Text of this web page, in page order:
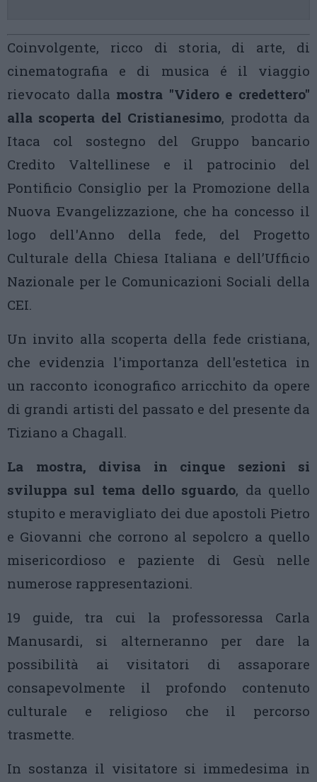
Coinvolgente, ricco di storia, di arte, di
cinematografia e di musica é il viaggio
rievocato dalla mostra "Videro e credettero"
alla scoperta del Cristianesimo, prodotta da
Itaca col sostegno del Gruppo bancario
Credito Valtellinese e il patrocinio del
Pontificio Consiglio per la Promozione della
Nuova Evangelizzazione, che ha concesso il
logo dell'Anno della fede, del Progetto
Culturale della Chiesa Italiana e dell’Ufficio
Nazionale per le Comunicazioni Sociali della
CEI.
Un invito alla scoperta della fede cristiana,
che evidenzia l'importanza dell'estetica in
un racconto iconografico arricchito da opere
di grandi artisti del passato e del presente da
Tiziano a Chagall.
La mostra, divisa in cinque sezioni si
sviluppa sul tema dello sguardo, da quello
stupito e meravigliato dei due apostoli Pietro
e Giovanni che corrono al sepolcro a quello
misericordioso e paziente di Gesù nelle
numerose rappresentazioni.
19 guide, tra cui la professoressa Carla
Manusardi, si alterneranno per dare la
possibilità ai visitatori di assaporare
consapevolmente il profondo contenuto
culturale e religioso che il percorso
trasmette.
In sostanza il visitatore si immedesima in